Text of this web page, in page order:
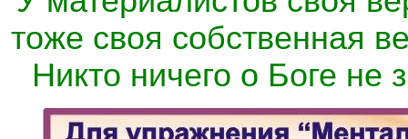
тоже своя собственная
Никто ничего о Боге не